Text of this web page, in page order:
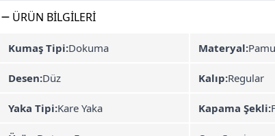
ÜRÜN BILGILERI
Kumaş Tipi:Dokuma Materyal:
Desen:Düz Kalıp:Regular
Yaka Tipi:Kare Yaka Kapama Şekli: